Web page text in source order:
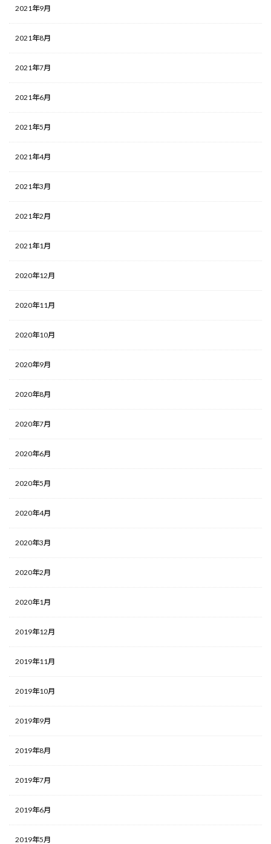
2021年9月
2021年8月
2021年7月
2021年6月
2021年5月
2021年4月
2021年3月
2021年2月
2021年1月
2020年12月
2020年11月
2020年10月
2020年9月
2020年8月
2020年7月
2020年6月
2020年5月
2020年4月
2020年3月
2020年2月
2020年1月
2019年12月
2019年11月
2019年10月
2019年9月
2019年8月
2019年7月
2019年6月
2019年5月